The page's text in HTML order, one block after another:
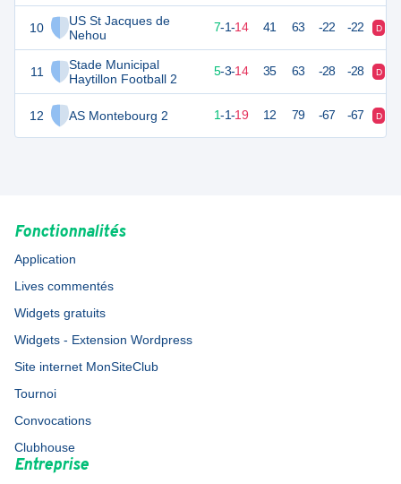
10
US St Jacques de
Nehou
11
Stade Municipal
Haytillon Football 2
12 AS Montebourg 2
22 7-1-14 41 63 -22 -22 D
18 5-3-14 35 63 -28 -28 D
3 1-1-19 12 79 -67 -67 D
Fonctionnalités
Application
Lives commentés
Widgets gratuits
Widgets - Extension Wordpress
Site internet MonSiteClub
Tournoi
Convocations
Clubhouse
Entreprise